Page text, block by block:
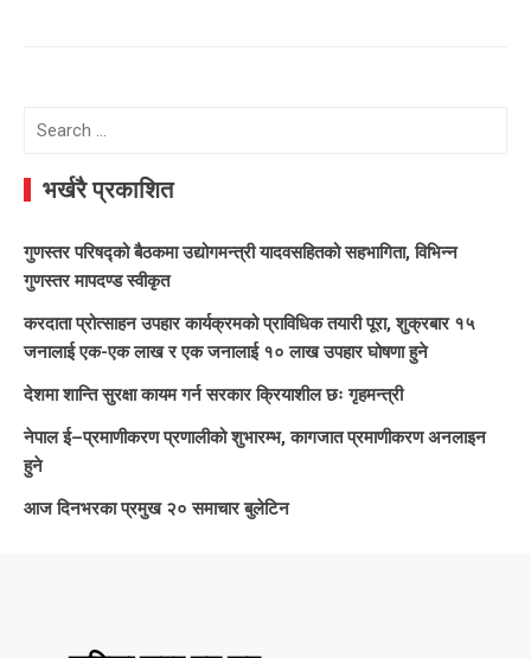
Search
भर्खरै प्रकाशित
गुणस्तर परिषद्को बैठकमा उद्योगमन्त्री यादवसहितको सहभागिता, विभिन्न
गुणस्तर मापदण्ड स्वीकृत
करदाता प्रोत्साहन उपहार कार्यक्रमको प्राविधिक तयारी पूरा, शुक्रबार १५
जनालाई एक-एक लाख र एक जनालाई १० लाख उपहार घोषणा हुने
देशमा शान्ति सुरक्षा कायम गर्न सरकार क्रियाशील छः गृहमन्त्री
नेपाल ई–प्रमाणीकरण प्रणालीको शुभारम्भ, कागजात प्रमाणीकरण अनलाइन
हुने
आज दिनभरका प्रमुख २० समाचार बुलेटिन